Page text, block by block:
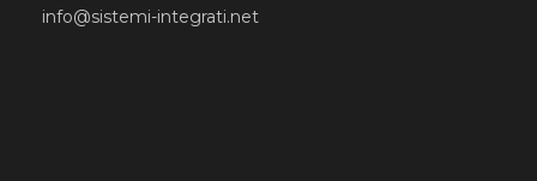
info@sistemi-integrati.net